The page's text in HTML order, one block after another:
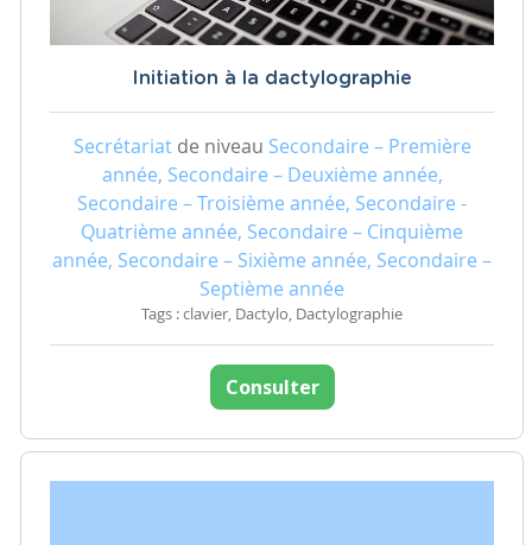
Initiation à la dactylographie
Secrétariatde niveau Secondaire – Première
année, Secondaire – Deuxième année,
Secondaire – Troisième année, Secondaire -
Quatrième année, Secondaire – Cinquième
année, Secondaire – Sixième année, Secondaire –
Septième année
Tags : clavier, Dactylo, Dactylographie
Consulter